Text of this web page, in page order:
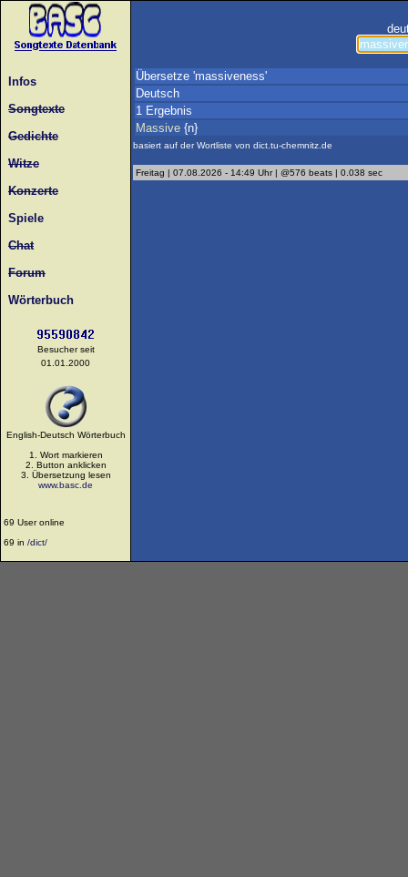
Infos
Songtexte
Gedichte
Witze
Konzerte
Spiele
Chat
Forum
Wörterbuch
Besucher seit
01.01.2000
English-Deutsch Wörterbuch
1. Wort markieren
2. Button anklicken
3. Übersetzung lesen
www.basc.de
69 User online
69 in /dict/
Übersetze 'massiveness'
Deutsch
1 Ergebnis
Massive {n}
basiert auf der Wortliste von dict.tu-chemnitz.de
Freitag | 07.08.2026 - 14:49 Uhr | @576 beats | 0.038 sec